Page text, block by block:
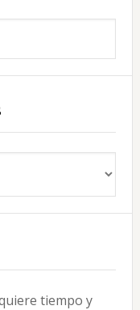
tiempo y